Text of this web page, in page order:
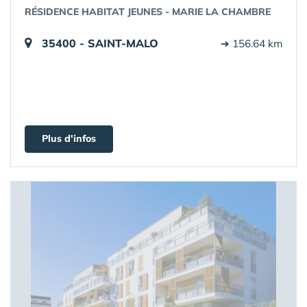
RÉSIDENCE HABITAT JEUNES - MARIE LA CHAMBRE
35400 - SAINT-MALO ➔ 156.64 km
Plus d'infos